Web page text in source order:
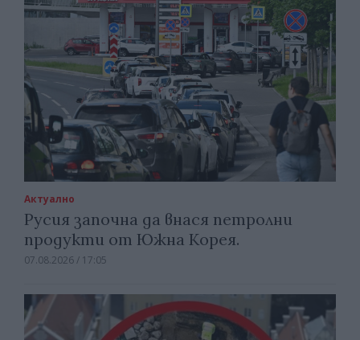
Актуално
Русия започна да внася петролни
продукти от Южна Корея.
07.08.2026 / 17:05